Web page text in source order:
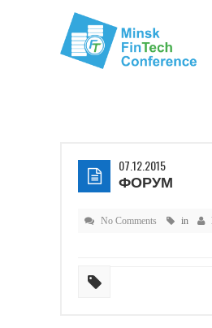
07.12.2015
ФОРУМ
No Comments in